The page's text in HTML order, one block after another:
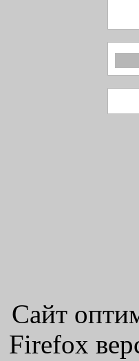
Сайт
Firefox